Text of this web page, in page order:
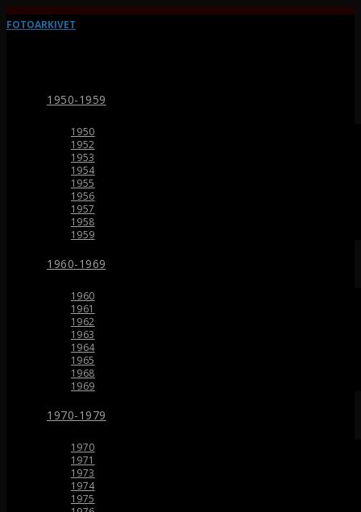
FOTOARKIVET
1950-1959
1950
1952
1953
1954
1955
1956
1957
1958
1959
1960-1969
1960
1961
1962
1963
1964
1965
1968
1969
1970-1979
1970
1971
1973
1974
1975